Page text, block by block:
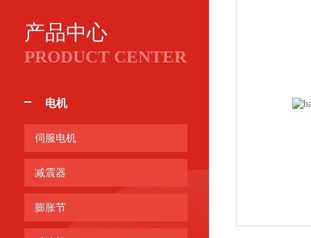
产品中心
PRODUCT CENTER
电机
伺服电机
减震器
膨胀节